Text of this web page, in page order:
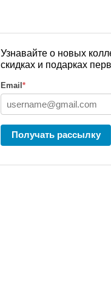
Узнавайте о новых
скидках и подарках
Email *
Получать рассылку